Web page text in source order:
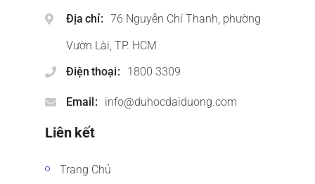
Địa chỉ
76 Nguyễn Chí Thanh, phường
Vườn Lài, TP. HCM
Điện thoại
1800 3309
Email info@duhocdaiduong.com
Liên kết
Trang Chủ